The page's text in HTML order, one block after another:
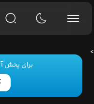
برای پخش
>